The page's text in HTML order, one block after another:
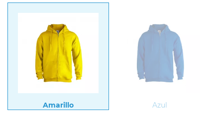
Amarillo Azul